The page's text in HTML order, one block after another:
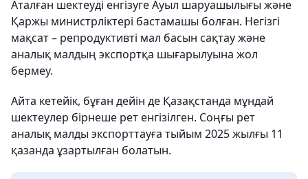
Аталған шектеуді енгізуге Ауыл шаруашылығы және
Қаржы министрліктері бастамашы болған. Негізгі
мақсат – репродуктивті мал басын сақтау және
аналық малдың экспортқа шығарылуына жол
бермеу.
Айта кетейік, бұған дейін де Қазақстанда мұндай
шектеулер бірнеше рет енгізілген. Соңғы рет
аналық малды экспорттауға тыйым 2025 жылғы 11
қазанда ұзартылған болатын.